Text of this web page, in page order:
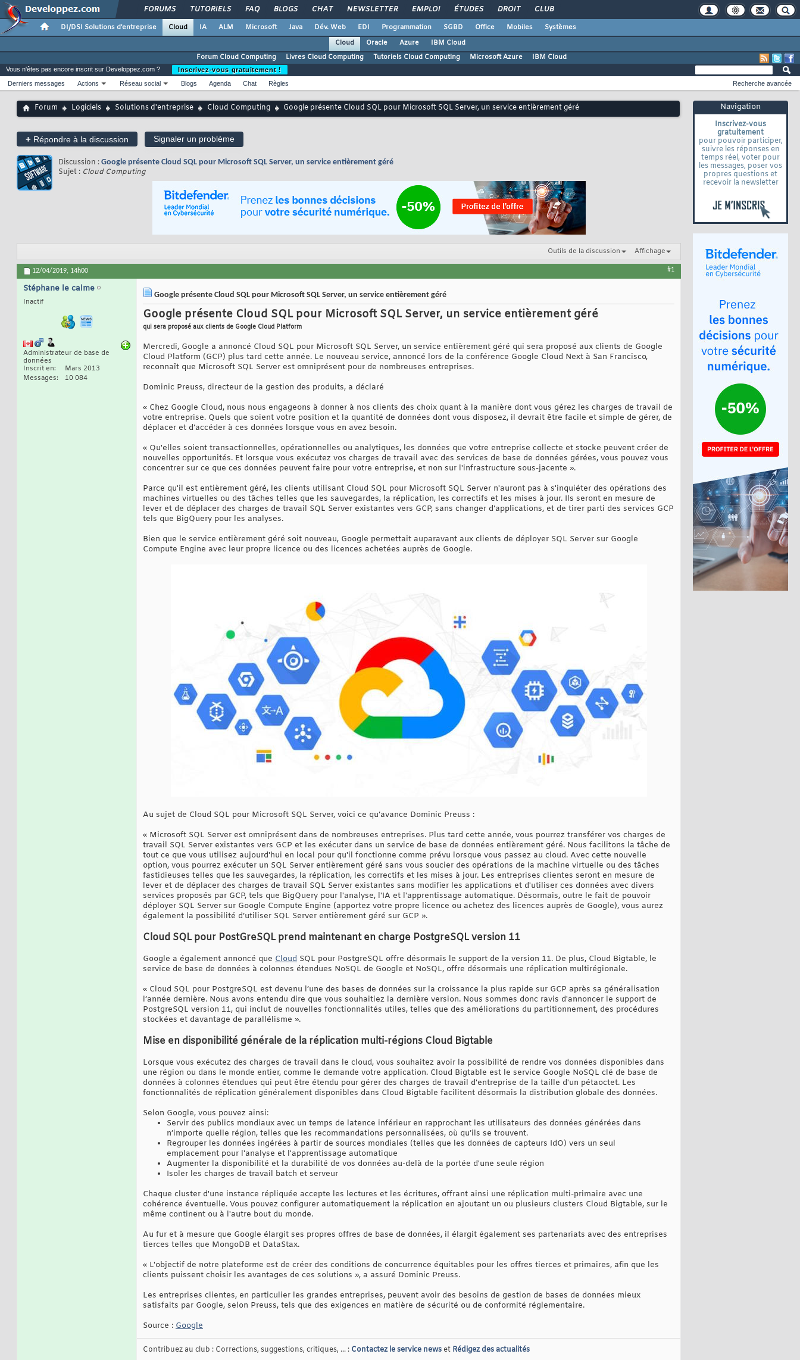
FORUMS TUTORIELS FAQ BLOGS CHAT NEWSLETTER EMPLOI ÉTUDES DROIT CLUB
DI/DSI Solutions d'entreprise Cloud IA ALM Microsoft Java Dév. Web EDI Programmation SGBD Office Mobiles
Systèmes
Cloud
Oracle Azure
IBM Cloud
Forum Cloud Computing
Livres Cloud Computing Tutoriels Cloud Computing Microsoft Azure IBM Cloud
Navigation
Inscrivez-vous
gratuitement
pour pouvoir participer,
suivre les réponses en
temps réel, voter pour
les messages, poser vos
propres questions et
recevoir la newsletter
Vous n'êtes pas encore inscrit sur Developpez.com ?
Inscrivez-vous gratuitement !
Derniers messages
Actions Réseau social Blogs Agenda Chat Règles Recherche avancée
Forum Logiciels Solutions d'entreprise Cloud Computing Google présente Cloud SQL pour Microsoft SQL Server, un service entièrement géré
+ Répondre à la discussion Signaler un problème
Discussion : Google présente Cloud SQL pour Microsoft SQL Server, un service entièrement géré
Sujet : Cloud Computing
Outils de la discussion Affichage
12/04/2019, 14h00 #1
Stéphane le calme
Inactif
Administrateur de base de
données
Inscrit en
Mars 2013
Messages
10 084
Google présente Cloud SQL pour Microsoft SQL Server, un service entièrement géré
Google présente Cloud SQL pour Microsoft SQL Server, un service entièrement géré
qui sera proposé aux clients de Google Cloud Platform
Mercredi, Google a annoncé Cloud SQL pour Microsoft SQL Server, un service entièrement géré qui sera proposé aux clients de Google
Cloud Platform (GCP) plus tard cette année. Le nouveau service, annoncé lors de la conférence Google Cloud Next à San Francisco,
reconnaît que Microsoft SQL Server est omniprésent pour de nombreuses entreprises.
Dominic Preuss, directeur de la gestion des produits, a déclaré
« Chez Google Cloud, nous nous engageons à donner à nos clients des choix quant à la manière dont vous gérez les charges de travail de
votre entreprise. Quels que soient votre position et la quantité de données dont vous disposez, il devrait être facile et simple de gérer, de
déplacer et d’accéder à ces données lorsque vous en avez besoin.
« Qu'elles soient transactionnelles, opérationnelles ou analytiques, les données que votre entreprise collecte et stocke peuvent créer de
nouvelles opportunités. Et lorsque vous exécutez vos charges de travail avec des services de base de données gérées, vous pouvez vous
concentrer sur ce que ces données peuvent faire pour votre entreprise, et non sur l'infrastructure sous-jacente ».
Parce qu'il est entièrement géré, les clients utilisant Cloud SQL pour Microsoft SQL Server n'auront pas à s'inquiéter des opérations des
machines virtuelles ou des tâches telles que les sauvegardes, la réplication, les correctifs et les mises à jour. Ils seront en mesure de
lever et de déplacer des charges de travail SQL Server existantes vers GCP, sans changer d'applications, et de tirer parti des services GCP
tels que BigQuery pour les analyses.
Bien que le service entièrement géré soit nouveau, Google permettait auparavant aux clients de déployer SQL Server sur Google
Compute Engine avec leur propre licence ou des licences achetées auprès de Google.
Au sujet de Cloud SQL pour Microsoft SQL Server, voici ce qu’avance Dominic Preuss :
« Microsoft SQL Server est omniprésent dans de nombreuses entreprises. Plus tard cette année, vous pourrez transférer vos charges de
travail SQL Server existantes vers GCP et les exécuter dans un service de base de données entièrement géré. Nous facilitons la tâche de
tout ce que vous utilisez aujourd'hui en local pour qu'il fonctionne comme prévu lorsque vous passez au cloud. Avec cette nouvelle
option, vous pourrez exécuter un SQL Server entièrement géré sans vous soucier des opérations de la machine virtuelle ou des tâches
fastidieuses telles que les sauvegardes, la réplication, les correctifs et les mises à jour. Les entreprises clientes seront en mesure de
lever et de déplacer des charges de travail SQL Server existantes sans modifier les applications et d'utiliser ces données avec divers
services proposés par GCP, tels que BigQuery pour l'analyse, l'IA et l'apprentissage automatique. Désormais, outre le fait de pouvoir
déployer SQL Server sur Google Compute Engine (apportez votre propre licence ou achetez des licences auprès de Google), vous aurez
également la possibilité d’utiliser SQL Server entièrement géré sur GCP ».
Cloud SQL pour PostGreSQL prend maintenant en charge PostgreSQL version 11
Google a également annoncé que Cloud SQL pour PostgreSQL offre désormais le support de la version 11. De plus, Cloud Bigtable, le
service de base de données à colonnes étendues NoSQL de Google et NoSQL, offre désormais une réplication multirégionale.
« Cloud SQL pour PostgreSQL est devenu l’une des bases de données sur la croissance la plus rapide sur GCP après sa généralisation
l’année dernière. Nous avons entendu dire que vous souhaitiez la dernière version. Nous sommes donc ravis d'annoncer le support de
PostgreSQL version 11, qui inclut de nouvelles fonctionnalités utiles, telles que des améliorations du partitionnement, des procédures
stockées et davantage de parallélisme ».
Mise en disponibilité générale de la réplication multi-régions Cloud Bigtable
Lorsque vous exécutez des charges de travail dans le cloud, vous souhaitez avoir la possibilité de rendre vos données disponibles dans
une région ou dans le monde entier, comme le demande votre application. Cloud Bigtable est le service Google NoSQL clé de base de
données à colonnes étendues qui peut être étendu pour gérer des charges de travail d'entreprise de la taille d'un pétaoctet. Les
fonctionnalités de réplication généralement disponibles dans Cloud Bigtable facilitent désormais la distribution globale des données.
Selon Google, vous pouvez ainsi:
Servir des publics mondiaux avec un temps de latence inférieur en rapprochant les utilisateurs des données générées dans
n’importe quelle région, telles que les recommandations personnalisées, où qu’ils se trouvent.
Regrouper les données ingérées à partir de sources mondiales (telles que les données de capteurs IdO) vers un seul
emplacement pour l'analyse et l'apprentissage automatique
Augmenter la disponibilité et la durabilité de vos données au-delà de la portée d'une seule région
Isoler les charges de travail batch et serveur
Chaque cluster d'une instance répliquée accepte les lectures et les écritures, offrant ainsi une réplication multi-primaire avec une
cohérence éventuelle. Vous pouvez configurer automatiquement la réplication en ajoutant un ou plusieurs clusters Cloud Bigtable, sur le
même continent ou à l'autre bout du monde.
Au fur et à mesure que Google élargit ses propres offres de base de données, il élargit également ses partenariats avec des entreprises
tierces telles que MongoDB et DataStax.
« L'objectif de notre plateforme est de créer des conditions de concurrence équitables pour les offres tierces et primaires, afin que les
clients puissent choisir les avantages de ces solutions », a assuré Dominic Preuss.
Les entreprises clientes, en particulier les grandes entreprises, peuvent avoir des besoins de gestion de bases de données mieux
satisfaits par Google, selon Preuss, tels que des exigences en matière de sécurité ou de conformité réglementaire.
Source : Google
Contribuez au club : Corrections, suggestions, critiques, ... : Contactez le service newset Rédigez des actualités